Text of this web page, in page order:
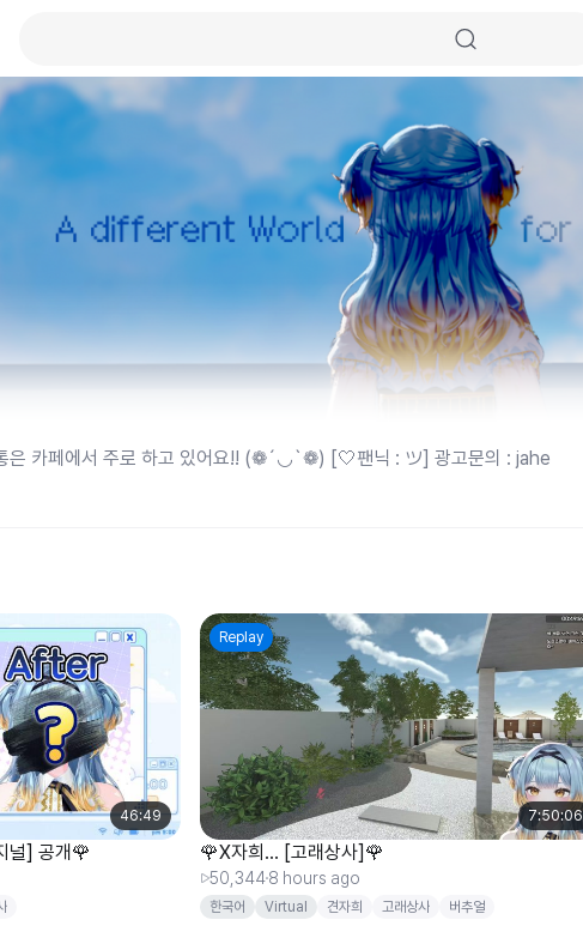
은 카페에서 주로 하고 있어요!! (❁´◡`❁) [🤍팬닉 : ツ] 광고문의 : jahe
46:49
널] 공개🌹
Replay
7:50:06
🌹X자희... [고래상사]🌹
50,3448 hours ago
한국어 Virtual 견자희 고래상사 버추얼